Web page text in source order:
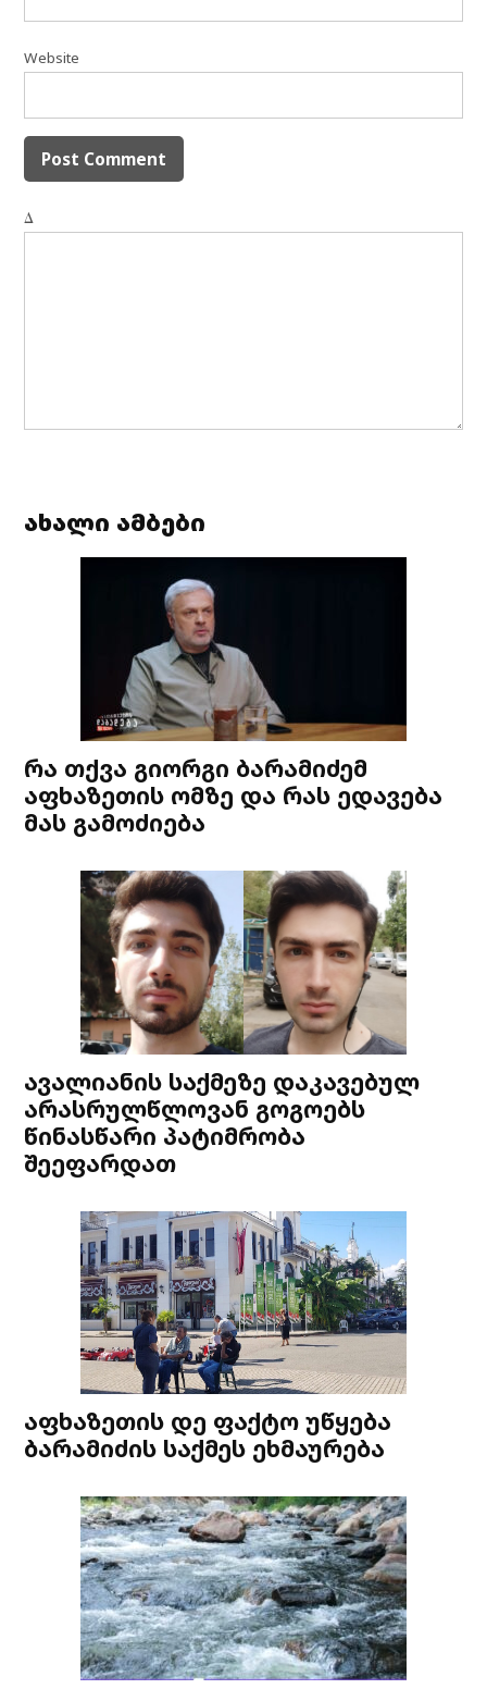
Website
Δ
ახალი ამბები
რა თქვა გიორგი ბარამიძემ
აფხაზეთის ომზე და რას ედავება
მას გამოძიება
ავალიანის საქმეზე დაკავებულ
არასრულწლოვან გოგოებს
წინასწარი პატიმრობა
შეეფარდათ
აფხაზეთის დე ფაქტო უწყება
ბარამიძის საქმეს ეხმაურება